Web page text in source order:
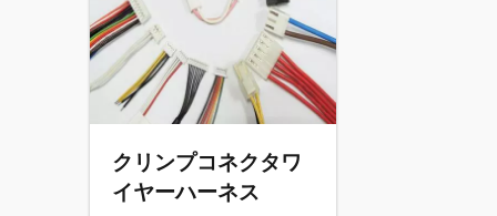
クリンプコネクタワ
イヤーハーネス